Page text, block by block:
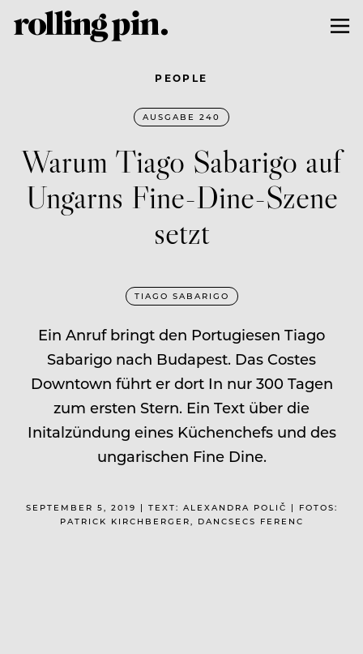
PEOPLE
AUSGABE 240
Warum Tiago Sabarigo auf
Ungarns Fine-Dine-Szene
setzt
TIAGO SABARIGO
Ein Anruf bringt den Portugiesen Tiago
Sabarigo nach Budapest. Das Costes
Downtown führt er dort In nur 300 Tagen
zum ersten Stern. Ein Text über die
Initalzündung eines Küchenchefs und des
ungarischen Fine Dine.
SEPTEMBER 5, 2019 | TEXT: ALEXANDRA POLIČ | FOTOS:
PATRICK KIRCHBERGER, DANCSECS FERENC